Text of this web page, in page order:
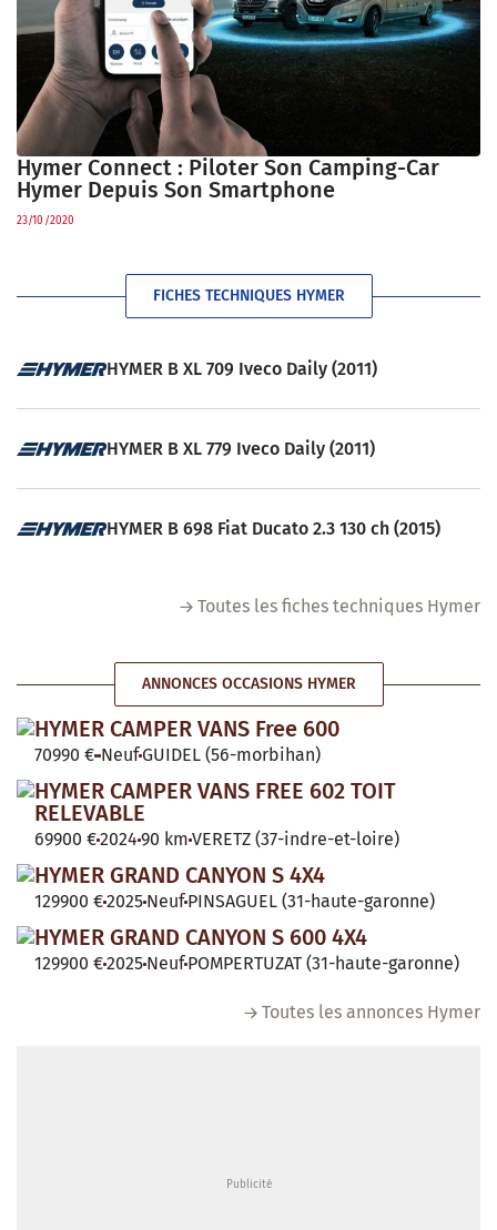
Hymer Connect : Piloter Son Camping-Car
Hymer Depuis Son Smartphone
23/10/2020
FICHES TECHNIQUES HYMER
HYMER B XL 709 Iveco Daily (2011)
HYMER B XL 779 Iveco Daily (2011)
HYMER B 698 Fiat Ducato 2.3 130 ch (2015)
Toutes les fiches techniques Hymer
ANNONCES OCCASIONS HYMER
HYMER CAMPER VANS Free 600
70990 € Neuf GUIDEL (56-morbihan)
HYMER CAMPER VANS FREE 602 TOIT
RELEVABLE
69900 €2024 90 km VERETZ (37-indre-et-loire)
HYMER GRAND CANYON S 4X4
129900 €2025 Neuf PINSAGUEL (31-haute-garonne)
HYMER GRAND CANYON S 600 4X4
129900 €2025 Neuf POMPERTUZAT (31-haute-garonne)
Toutes les annonces Hymer